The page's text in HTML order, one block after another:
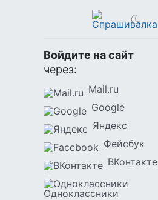
Войдите на сайт
через:
Mail.ru
Google
Яндекс
Фейсбук
ВКонтакте
Одноклассники